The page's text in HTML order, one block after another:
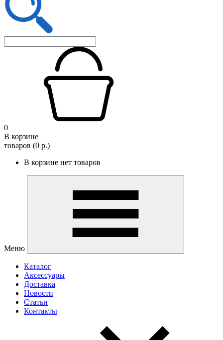
0
В корзине
товаров (0 р.)
В корзине нет товаров
Меню
Каталог
Аксессуары
Доставка
Новости
Статьи
Контакты